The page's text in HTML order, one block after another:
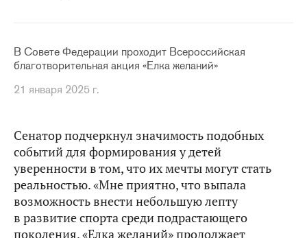
В Совете Федерации проходит Всероссийская
благотворительная акция «Елка желаний»
21 января 2025 г.
Сенатор подчеркнул значимость подобных
событий для формирования у детей
уверенности в том, что их мечты могут стать
реальностью. «Мне приятно, что выпала
возможность внести небольшую лепту
в развитие спорта среди подрастающего
поколения. «Елка желаний» продолжает